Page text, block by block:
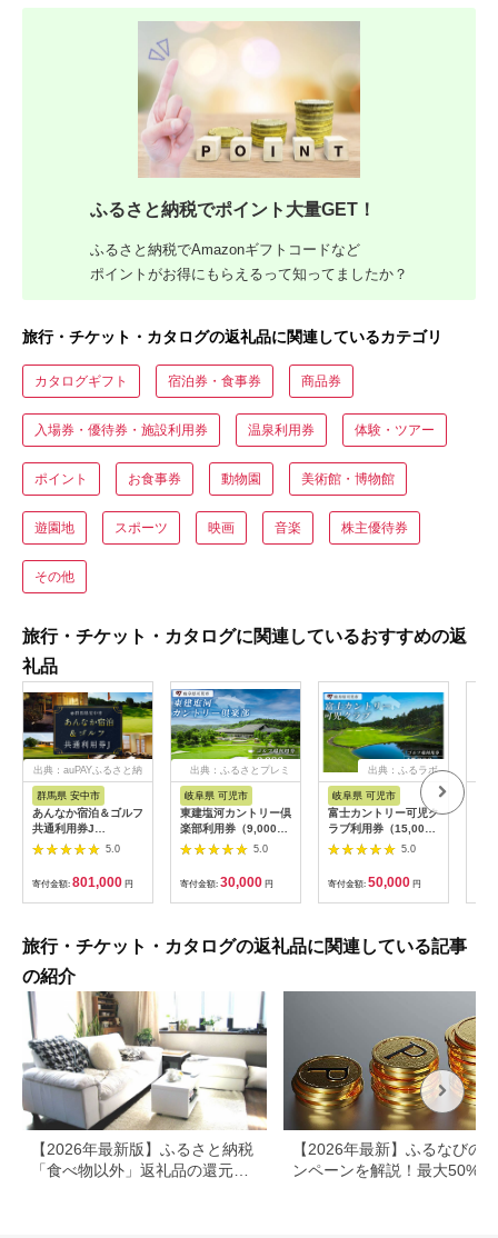
ふるさと納税でポイント大量GET！
ふるさと納税でAmazonギフトコードなど
ポイントがお得にもらえるって知ってましたか？
旅行・チケット・カタログの返礼品に関連しているカテゴリ
カタログギフト 宿泊券・食事券 商品券
入場券・優待券・施設利用券 温泉利用券 体験・ツアー
ポイント お食事券 動物園 美術館・博物館
遊園地 スポーツ 映画 音楽 株主優待券
その他
旅行・チケット・カタログに関連しているおすすめの返
礼品
出典：auPAYふるさと納
群馬県 安中市
あんなか宿泊＆ゴルフ
共通利用券J
ANAX010 / 宿泊 ゴル
フ 利用券 券 安中 群
馬 ごるふ ゴルフ場 ゴ
ルフプレー券 ゴルフ
利用券 温泉 関東 チケ
用券
5.0
寄付金額: 801,000 円
出典：ふるさとプレミ
岐阜県 可児市
東建塩河カントリー倶
楽部利用券（9,000円
分）【0041-003】
5.0
寄付金額: 30,000 円
出典：ふるラボ
岐阜県 可児市
富士カントリー可児ク
ラブ利用券（15,000
円分）
5.0
寄付金額: 50,000 円
旅行・チケット・カタログの返礼品に関連している記事
の紹介
【2026年最新版】ふるさと納税
「食べ物以外」返礼品の還元率
【2026年最新】ふるなびの
ンペーンを解説！最大50%還